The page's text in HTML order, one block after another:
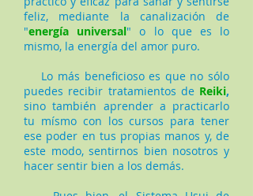
feliz, mediante la canalización de
"energía universal" o lo que es lo
mismo, la energía del amor puro.
Lo más beneficioso es que no sólo
puedes recibir tratamientos de Reiki,
sino también aprender a practicarlo
tu mísmo con los cursos para tener
ese poder en tus propias manos y, de
este modo, sentirnos bien nosotros y
hacer sentir bien a los demás.